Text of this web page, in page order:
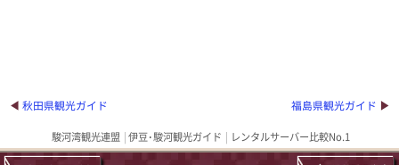
秋田県観光ガイド 福島県観光ガイド
駿河湾観光連盟 伊豆･駿河観光ガイド レンタルサーバー比較No.1